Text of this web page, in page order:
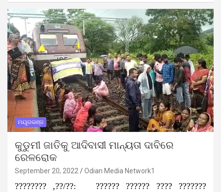
ମୟୂରଭଞ୍ଜ
କୁଡୁମୀ ଜାତିକୁ ଆଦିବାସୀ ମାନ୍ୟତା ଦାବିରେ
ରେଳରୋକ
September 20, 2022 Odian Media Network1
???????? ,??/??: ?????? ?????? ???? ???????